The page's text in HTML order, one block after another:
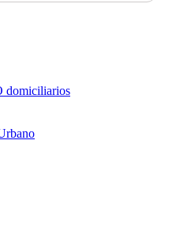
domiciliarios